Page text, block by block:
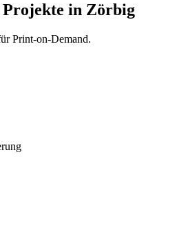
in Zörbig
Print-on-Demand.